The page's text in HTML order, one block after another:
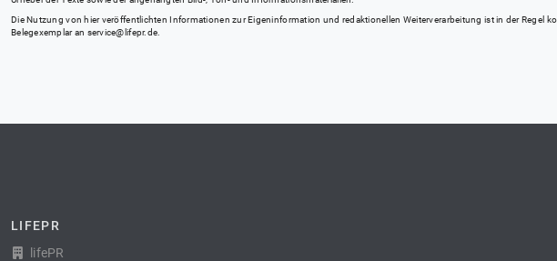
Die Nutzung von hier veröffentlichten Informationen zur Eigeninformation und redaktionellen Weiterverarbeitung ist in der Regel
Belegexemplar an service@lifepr.de
LIFEPR
lifePR